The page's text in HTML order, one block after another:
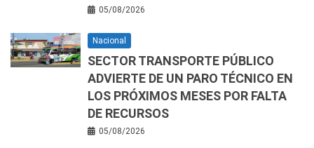
05/08/2026
Nacional
SECTOR TRANSPORTE PÚBLICO
ADVIERTE DE UN PARO TÉCNICO EN
LOS PRÓXIMOS MESES POR FALTA
DE RECURSOS
05/08/2026